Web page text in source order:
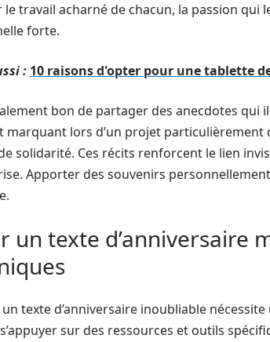
le travail acharné de chacun, la passion
forte.
: 10 raisons d'opter pour une tablette
bon de partager des anecdotes qui
marquant lors d’un projet particulièrement
solidarité. Ces récits renforcent le lien
Apporter des souvenirs
un texte d’anniversaire
texte d’anniversaire inoubliable
sur des ressources et outils